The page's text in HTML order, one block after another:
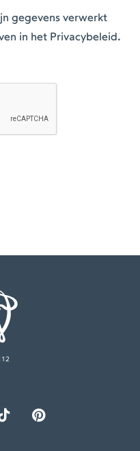
gegevens verwerkt
in het Privacybeleid.